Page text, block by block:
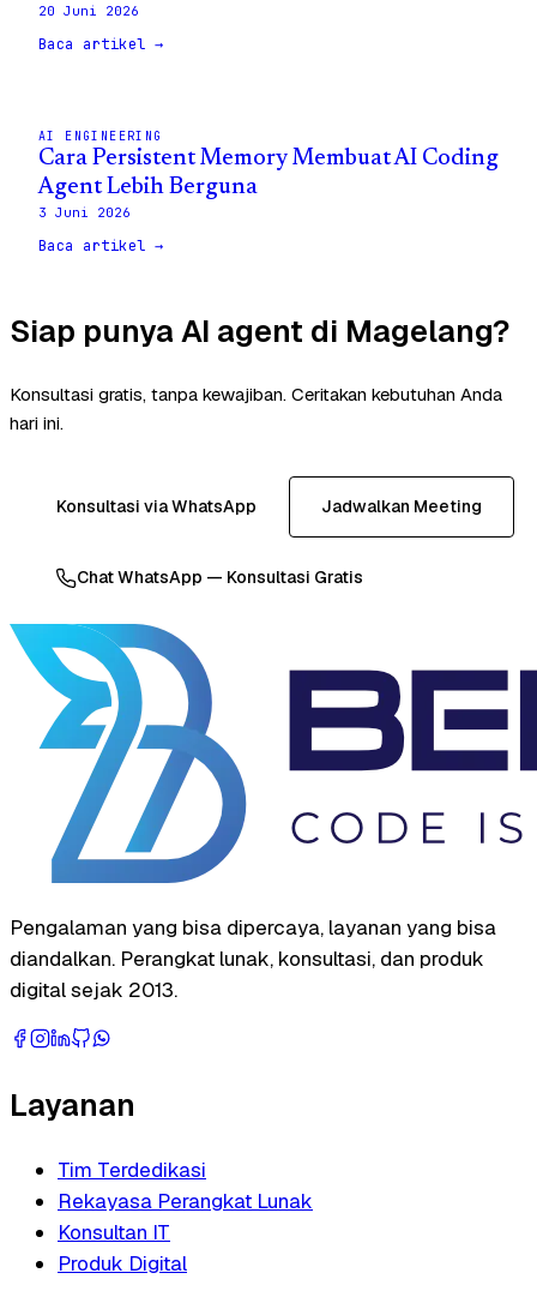
20 Juni 2026
Baca artikel →
AI ENGINEERING
Cara Persistent Memory Membuat AI Coding
Agent Lebih Berguna
3 Juni 2026
Baca artikel →
Siap punya AI agent di Magelang?
Konsultasi gratis, tanpa kewajiban. Ceritakan kebutuhan Anda
hari ini.
Konsultasi via WhatsApp Jadwalkan Meeting
Chat WhatsApp — Konsultasi Gratis
Pengalaman yang bisa dipercaya, layanan yang bisa
diandalkan. Perangkat lunak, konsultasi, dan produk
digital sejak 2013.
Layanan
Tim Terdedikasi
Rekayasa Perangkat Lunak
Konsultan IT
Produk Digital